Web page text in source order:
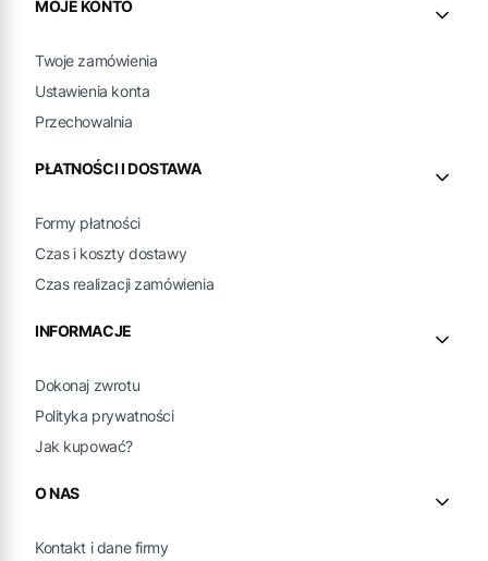
MOJE KONTO
Twoje zamówienia
Ustawienia konta
Przechowalnia
PŁATNOŚCI I DOSTAWA
Formy płatności
Czas i koszty dostawy
Czas realizacji zamówienia
INFORMACJE
Dokonaj zwrotu
Polityka prywatności
Jak kupować?
O NAS
Kontakt i dane firmy